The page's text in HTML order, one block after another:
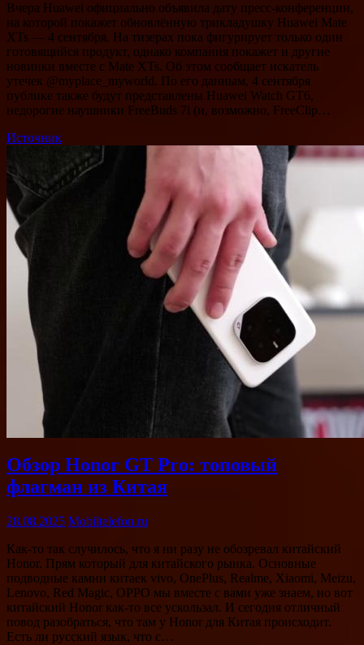
Вчера Huawei официально объявила дату пресс-конференции,
на которой покажет обновлённую трикладушку Huawei Mate
XTs — 4 сентября. На тизерах пока фигурирует только один
готовящийся продукт, однако компания покажет и другие
новинки вместе с Mate XTs. Об этом сообщает искатель
утечек @myplace_myworld. По его данным, 4 сентября
публике также будут представлены Huawei Watch GT6,
недорогие наушники FreeBuds 7i (и, возможно, FreeClip…
Источник
Обзор Honor GT Pro: топовый
флагман из Китая
28.08.2025 Mobiltelefon.ru
Как-то так случилось, что я ни разу не обозревал китайский
Honor. Прям который для китайского рынка. Основные
подводные камни китаек vivo, OnePlus, Realme, Xiaomi, Meizu,
Lenovo, Red Magic, OPPO мы вместе с вами уже знаем, но вот
китайский Honor как-то все ускользал. И сегодня отличный
повод разобраться, что там у Honor для Китая происходит.
Есть ли русский язык, что с…